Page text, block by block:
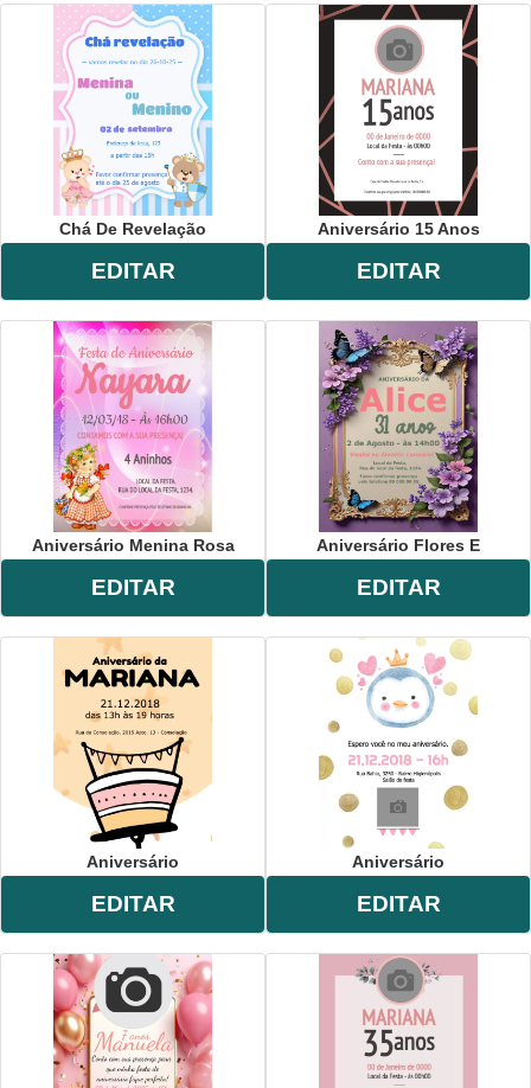
Chá De Revelação
EDITAR
Aniversário 15 Anos
EDITAR
Aniversário Menina Rosa
EDITAR
Aniversário Flores E
EDITAR
Aniversário
EDITAR
Aniversário
EDITAR